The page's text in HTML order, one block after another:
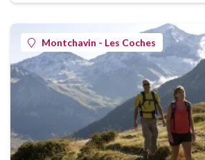
Montchavin - Les Coches